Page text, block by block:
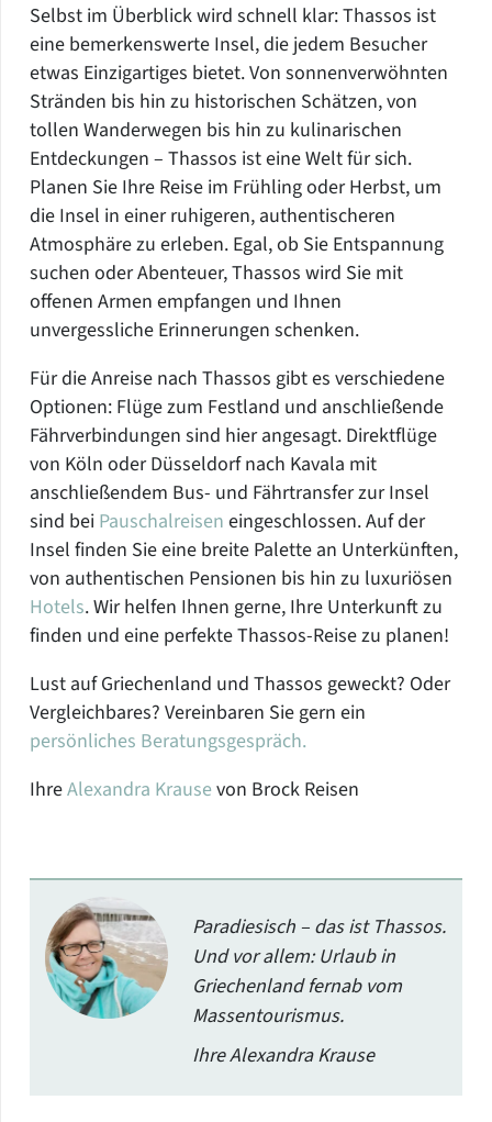
Selbst im Überblick wird schnell klar: Thassos ist
eine bemerkenswerte Insel, die jedem Besucher
etwas Einzigartiges bietet. Von sonnenverwöhnten
Stränden bis hin zu historischen Schätzen, von
tollen Wanderwegen bis hin zu kulinarischen
Entdeckungen – Thassos ist eine Welt für sich.
Planen Sie Ihre Reise im Frühling oder Herbst, um
die Insel in einer ruhigeren, authentischeren
Atmosphäre zu erleben. Egal, ob Sie Entspannung
suchen oder Abenteuer, Thassos wird Sie mit
offenen Armen empfangen und Ihnen
unvergessliche Erinnerungen schenken.
Für die Anreise nach Thassos gibt es verschiedene
Optionen: Flüge zum Festland und anschließende
Fährverbindungen sind hier angesagt. Direktflüge
von Köln oder Düsseldorf nach Kavala mit
anschließendem Bus- und Fährtransfer zur Insel
sind bei Pauschalreisen eingeschlossen. Auf der
Insel finden Sie eine breite Palette an Unterkünften,
von authentischen Pensionen bis hin zu luxuriösen
Hotels. Wir helfen Ihnen gerne, Ihre Unterkunft zu
finden und eine perfekte Thassos-Reise zu planen!
Lust auf Griechenland und Thassos geweckt? Oder
Vergleichbares? Vereinbaren Sie gern ein
persönliches Beratungsgespräch.
IhreAlexandra Krausevon Brock Reisen
Paradiesisch – das ist Thassos.
Und vor allem: Urlaub in
Griechenland fernab vom
Massentourismus.
Ihre Alexandra Krause